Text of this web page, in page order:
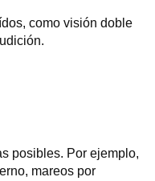
como visión doble
posibles. Por ejemplo,
mareos por